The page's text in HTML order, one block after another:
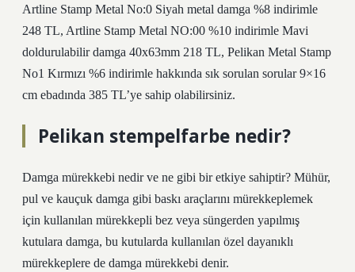
Artline Stamp Metal No:0 Siyah metal damga %8 indirimle
248 TL, Artline Stamp Metal NO:00 %10 indirimle Mavi
doldurulabilir damga 40x63mm 218 TL, Pelikan Metal Stamp
No1 Kırmızı %6 indirimle hakkında sık sorulan sorular 9×16
cm ebadında 385 TL’ye sahip olabilirsiniz.
Pelikan stempelfarbe nedir?
Damga mürekkebi nedir ve ne gibi bir etkiye sahiptir? Mühür,
pul ve kauçuk damga gibi baskı araçlarını mürekkeplemek
için kullanılan mürekkepli bez veya süngerden yapılmış
kutulara damga, bu kutularda kullanılan özel dayanıklı
mürekkeplere de damga mürekkebi denir.